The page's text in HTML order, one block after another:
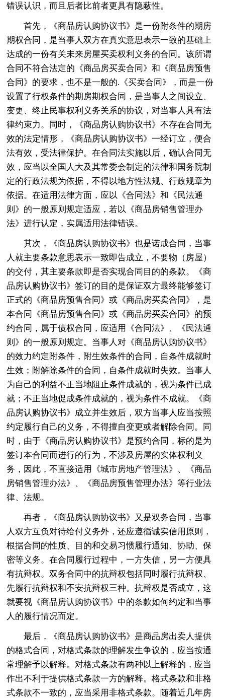
错误认识，而且后者比前者更具有隐蔽性。
首先，《商品房认购协议书》是一份附条件的期房
期权合同，是当事人双方在真实意思表示一致的基础上
达成的一份有关未来房屋买卖权利义务的合同。该所谓
合同不符合法定的《商品房买卖合同》和《商品房预售
合同》的要求，也不是一般的.《买卖合同》，而是一份
设置了行权条件的期房期权合同，是当事人之间设立、
变更、终止民事权利义务关系的协议，对当事人具有法
律约束力。同时，《商品房认购协议书》不存在合同无
效的法定情形，《商品房认购协议书》一经订立，便合
法有效，受法律保护。在合同法实施以后，确认合同无
效，应当以全国人大及其常委会制定的法律和国务院制
定的行政法规为依据，不得以地方性法规、行政规章为
依据。在适用法律方面，应以《合同法》和《民法通
则》的一般原则规定适应，若以《商品房销售管理办
法》进行认定，实属适用法律错误。
其次，《商品房认购协议书》也是诺成合同，当事
人就主要条款意思表示一致即告成立，不要物（房屋）
的交付，其主要条款即是否实现合同目的的条款。《商
品房认购协议书》签订的目的是保证双方最终能够签订
正式的《商品房预售合同》或《商品房买卖合同》，是
本合同《商品房预售合同》或《商品房买卖合同》的预
约合同，属于债权合同，应适用《合同法》、《民法通
则》的一般原则规定。当事人对《商品房认购协议书》
的效力约定附条件，附生效条件的合同，自条件成就时
生效；附解除条件的合同，自条件成就时失效。当事人
为自己的利益不正当地阻止条件成就的，视为条件已成
就；不正当地促成条件成就的，视为条件不成就。《商
品房认购协议书》成立并生效后，双方当事人应当按照
约定履行自己的义务，不得擅自变更或者解除合同。同
时，由于《商品房认购协议书》是预约合同，标的是为
签订本合同而进行的行为，不涉及房屋的实体权利义
务，因此，不直接适用《城市房地产管理法》、《商品
房销售管理办法》、《商品房预售管理办法》等行业法
律、法规。
再者，《商品房认购协议书》又是双务合同，当事
人双方互负对待给付义务外，还应遵循诚实信用原则，
根据合同的性质、目的和交易习惯履行通知、协助、保
密等义务。在合同履行过程中，一方失信，另一方便具
有抗辩权。双务合同中的抗辩权包括同时履行抗辩权、
先履行抗辩权和不安抗辩权三种。抗辩权是否成立，这
就要视《商品房认购协议书》中的条款如何约定和当事
人的履行情况而定。
最后，《商品房认购协议书》是商品房出卖人提供
的格式合同，对格式条款的理解发生争议的，应当按通
常理解予以解释。对格式条款有两种以上解释的，应当
作出不利于提供格式条款一方的解释。格式条款和非格
式条款不一致的，应当采用非格式条款。随着近几年房